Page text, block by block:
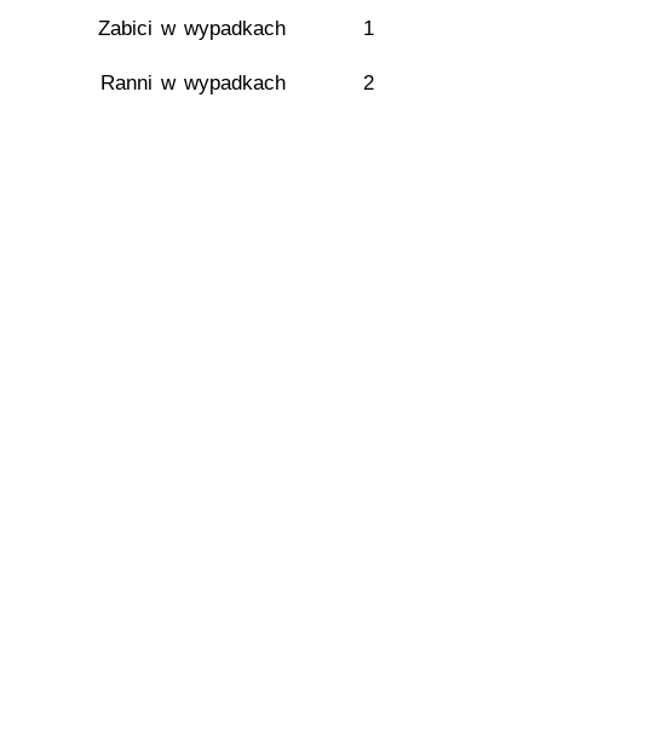
Zabici w wypadkach 1
Ranni w wypadkach 2